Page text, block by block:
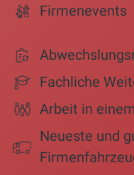
Firmenevents
Fachliche
Arbeit in
Neueste und